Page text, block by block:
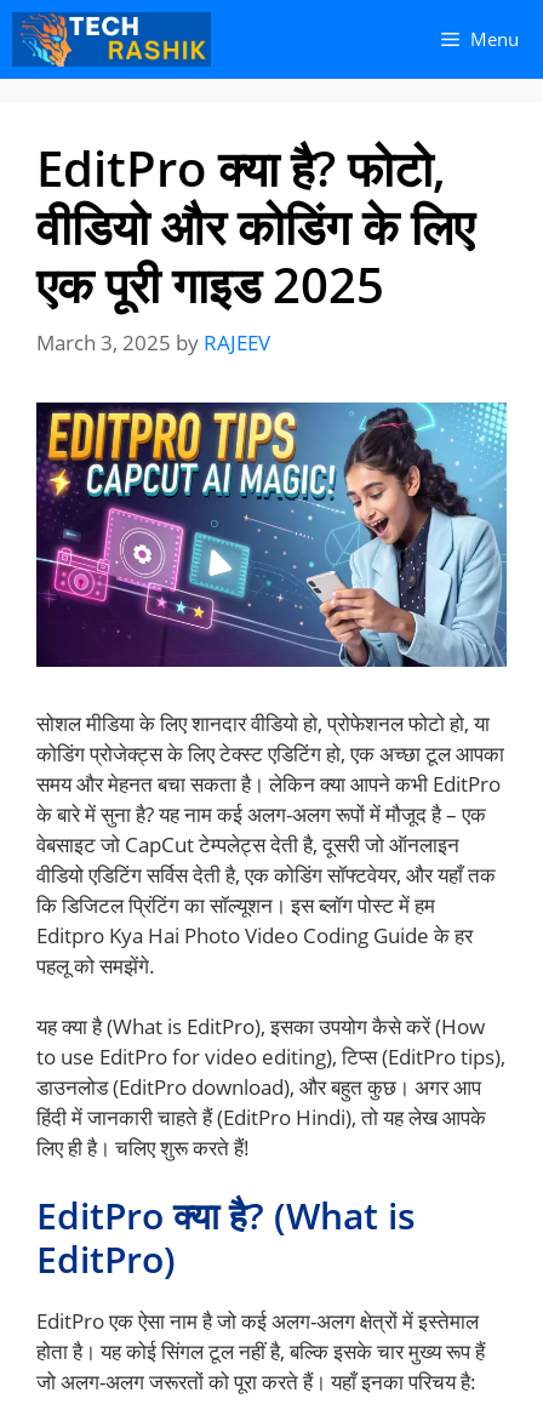
Skip
content
Skip
content
Menu
EditPro क्या है? फोटो,
वीडियो और कोडिंग के लिए
एक पूरी गाइड 2025
March 3, 2025 by RAJEEV
सोशल मीडिया के लिए शानदार वीडियो हो, प्रोफेशनल फोटो हो, या
कोडिंग प्रोजेक्ट्स के लिए टेक्स्ट एडिटिंग हो, एक अच्छा टूल आपका
समय और मेहनत बचा सकता है। लेकिन क्या आपने कभी EditPro
के बारे में सुना है? यह नाम कई अलग-अलग रूपों में मौजूद है – एक
वेबसाइट जो CapCut टेम्पलेट्स देती है, दूसरी जो ऑनलाइन
वीडियो एडिटिंग सर्विस देती है, एक कोडिंग सॉफ्टवेयर, और यहाँ तक
कि डिजिटल प्रिंटिंग का सॉल्यूशन। इस ब्लॉग पोस्ट में हम
Editpro Kya Hai Photo Video Coding Guide के हर
पहलू को समझेंगे.
यह क्या है (What is EditPro), इसका उपयोग कैसे करें (How
to use EditPro for video editing), टिप्स (EditPro tips),
डाउनलोड (EditPro download), और बहुत कुछ। अगर आप
हिंदी में जानकारी चाहते हैं (EditPro Hindi), तो यह लेख आपके
लिए ही है। चलिए शुरू करते हैं!
EditPro क्या है? (What is
EditPro)
EditPro एक ऐसा नाम है जो कई अलग-अलग क्षेत्रों में इस्तेमाल
होता है। यह कोई सिंगल टूल नहीं है, बल्कि इसके चार मुख्य रूप हैं
जो अलग-अलग जरूरतों को पूरा करते हैं। यहाँ इनका परिचय है: